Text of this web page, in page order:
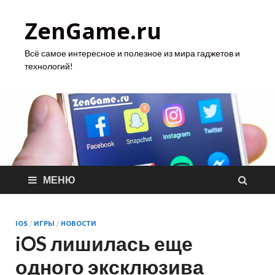
ZenGame.ru
Всё самое интересное и полезное из мира гаджетов и
технологий!
МЕНЮ
IOS / ИГРЫ / НОВОСТИ
iOS лишилась еще
одного эксклюзива